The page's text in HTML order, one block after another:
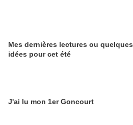
Mes dernières lectures ou quelques
idées pour cet été
J'ai lu mon 1er Goncourt